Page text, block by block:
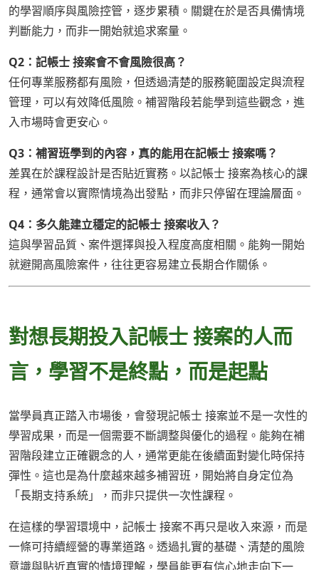
的學習順序與風險控管，逐步累積。關鍵在於是否具備情境
判斷能力，而非一開始就追求案量。
Q2：記帳士 接案會不會風險很高？
任何專業服務都有風險，但透過清楚的服務範圍設定與流程
管理，可以有效降低風險。補習階段若能學到這些觀念，進
入市場時會更安心。
Q3：補習班學到的內容，真的能用在記帳士 接案嗎？
差異在於課程設計是否貼近實務。以記帳士 接案為核心的課
程，通常會以實際情境為出發點，而非只停留在理論層面。
Q4：多久能建立穩定的記帳士 接案收入？
這與學習品質、案件選擇與投入程度高度相關。能夠一開始
就避開高風險案件，往往更容易建立長期合作關係。
對想長期投入記帳士 接案的人而
言，學習不是終點，而是起點
當學員真正踏入市場後，會發現記帳士 接案並不是一次性的
學習成果，而是一個需要不斷調整與優化的過程。能夠在補
習階段建立正確觀念的人，通常更能在後續面對變化時保持
彈性。這也是為什麼越來越多補習班，開始將自身定位為
「長期支持系統」，而非只提供一次性課程。
在這樣的學習環境中，記帳士 接案不再只是收入來源，而是
一條可持續經營的專業道路。透過扎實的基礎、清楚的風險
意識與貼近真實的情境理解，學員能更有信心地走向下一